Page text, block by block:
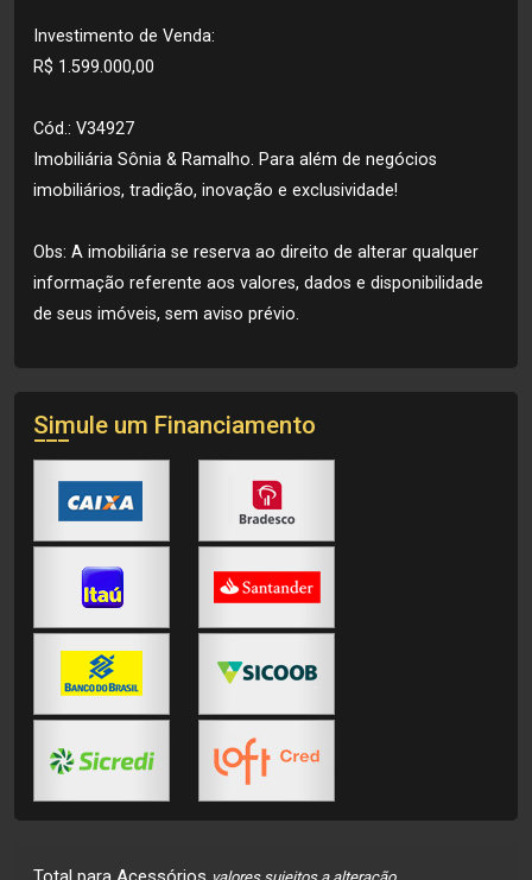
Investimento de Venda:
R$ 1.599.000,00
Cód.: V34927
Imobiliária Sônia & Ramalho. Para além de negócios
imobiliários, tradição, inovação e exclusividade!
Obs: A imobiliária se reserva ao direito de alterar qualquer
informação referente aos valores, dados e disponibilidade
de seus imóveis, sem aviso prévio.
Simule um Financiamento